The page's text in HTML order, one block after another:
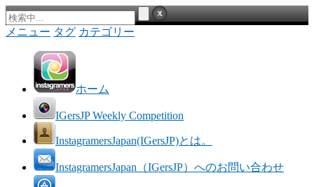
メニュー タグ カテゴリー
ホーム
IGersJP Weekly Competition
InstagramersJapan(IGersJP)とは。
InstagramersJapan（IGersJP）へのお問い合わせ